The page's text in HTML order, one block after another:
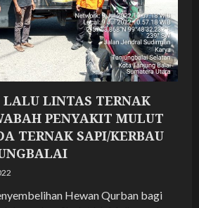
LALU LINTAS TERNAK
PENYAKIT MULUT
TERNAK SAPI/KERBAU
Hewan Qurban bagi